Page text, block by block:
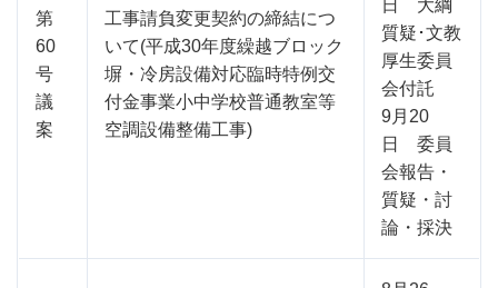
第
60
号
議
案
工事請負変更契約の締結につ
いて(平成30年度繰越ブロック
塀・冷房設備対応臨時特例交
付金事業小中学校普通教室等
空調設備整備工事)
日 大綱
質疑･文教
厚生委員
会付託
9月20
日 委員
会報告・
質疑・討
論・採決